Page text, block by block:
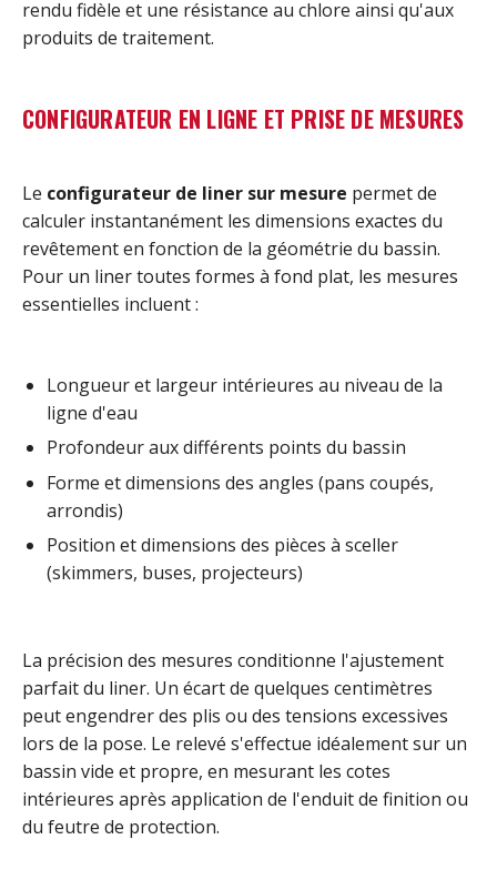
rendu fidèle et une résistance au chlore ainsi qu'aux
produits de traitement.
CONFIGURATEUR EN LIGNE ET PRISE DE MESURES
Le configurateur de liner sur mesure permet de
calculer instantanément les dimensions exactes du
revêtement en fonction de la géométrie du bassin.
Pour un liner toutes formes à fond plat, les mesures
essentielles incluent :
Longueur et largeur intérieures au niveau de la
ligne d'eau
Profondeur aux différents points du bassin
Forme et dimensions des angles (pans coupés,
arrondis)
Position et dimensions des pièces à sceller
(skimmers, buses, projecteurs)
La précision des mesures conditionne l'ajustement
parfait du liner. Un écart de quelques centimètres
peut engendrer des plis ou des tensions excessives
lors de la pose. Le relevé s'effectue idéalement sur un
bassin vide et propre, en mesurant les cotes
intérieures après application de l'enduit de finition ou
du feutre de protection.